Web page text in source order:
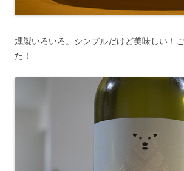
燻製いろいろ。シンプルだけど美味しい！
た！